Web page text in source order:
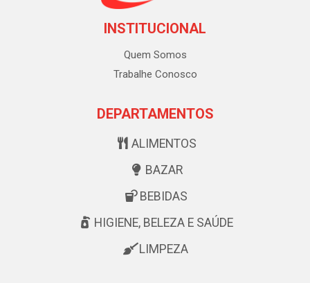
INSTITUCIONAL
Quem Somos
Trabalhe Conosco
DEPARTAMENTOS
ALIMENTOS
BAZAR
BEBIDAS
HIGIENE, BELEZA E SAÚDE
LIMPEZA